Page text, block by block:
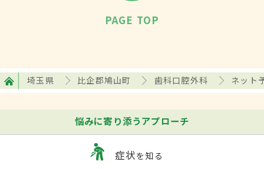
PAGE TOP
埼玉県 比企郡鳩山町 歯科口腔外科 ネット
悩みに寄り添うアプローチ
症状を知る